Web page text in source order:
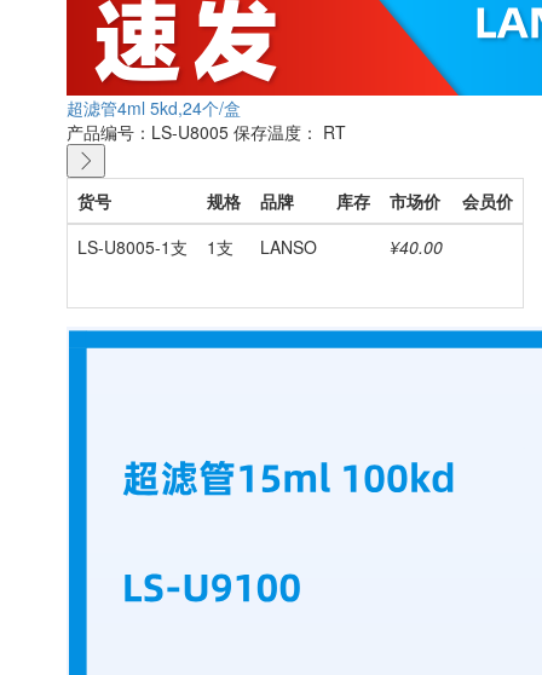
超滤管4ml 5kd,24个/盒
产品编号：LS-U8005 保存温度： RT
货号 规格 品牌 库存 市场价 会员价
LS-U8005-1支
1支 LANSO ¥40.00